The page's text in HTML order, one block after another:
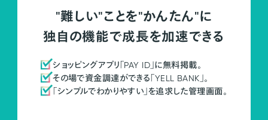
"難しい"ことを"かんたん"に
独自の機能で成長を加速できる
ショッピングアプリ「PAY ID」に無料掲載。
その場で資金調達ができる「YELL BANK」。
「シンプルでわかりやすい」を追求した管理画面。